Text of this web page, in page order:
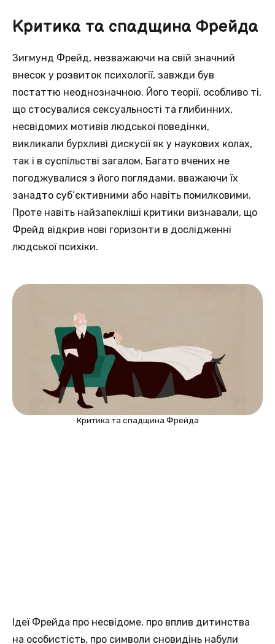
Критика та спадщина Фрейда
Зигмунд Фрейд, незважаючи на свій значний
внесок у розвиток психології, завжди був
постаттю неоднозначною. Його теорії, особливо ті,
що стосувалися сексуальності та глибинних,
несвідомих мотивів людської поведінки,
викликали бурхливі дискусії як у наукових колах,
так і в суспільстві загалом. Багато вчених не
погоджувалися з його поглядами, вважаючи їх
занадто суб’єктивними або навіть помилковими.
Проте навіть найзапекліші критики визнавали, що
Фрейд відкрив нові горизонти в дослідженні
людської психіки.
Критика та спадщина Фрейда
Ідеї Фрейда про несвідоме, про вплив дитинства
на особистість, про символи сновидінь набули